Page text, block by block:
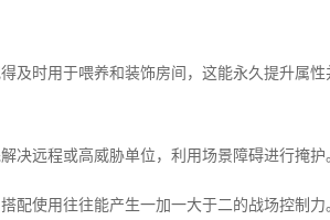
及时用于喂养和装饰房间，这能永久提升属性
决远程或高威胁单位，利用场景障碍进行掩护
配使用往往能产生一加一大于二的战场控制力